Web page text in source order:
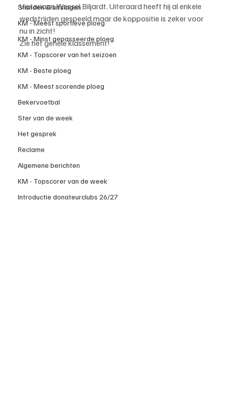
Standen & uitslagen
KM - Meest sportieve ploeg
KM - Minst gepasseerde ploeg
KM - Topscorer van het seizoen
KM - Beste ploeg
KM - Meest scorende ploeg
Bekervoetbal
Ster van de week
Het gesprek
Reclame
Algemene berichten
KM - Topscorer van de week
Introductie donateurclubs 26/27
Victoriaan Wessel Biljardt. Uiteraard heeft hij al enkele
wedstrijden gespeeld maar de koppositie is zeker voor
nu in zicht!
Zie het gehele klassement!